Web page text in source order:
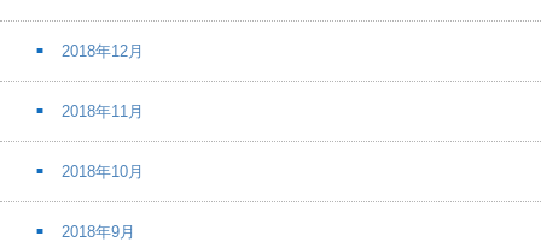
2018年12月
2018年11月
2018年10月
2018年9月